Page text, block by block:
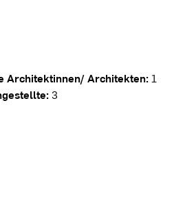
Architektinnen/ Architekten:1
3